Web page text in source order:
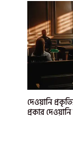
দেওয়ানি
প্রকার